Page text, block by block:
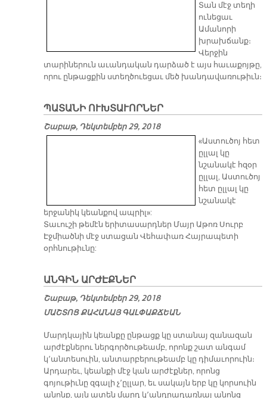
Տան մէջ տեղի
ունեցաւ
Ամանորի
խրախճանք։
Վերջին
տարիներուն աւանդական դարձած է այս հաւաքոյթը,
որու ընթացքին ստեղծուեցաւ մեծ խանդավառութիւն։
ՊԱՏԱՆԻ ՈՒԽՏԱՒՈՐՆԵՐ
Շաբաթ, Դեկտեմբեր 29, 2018
«Աստուծոյ հետ
ըլլալ կը
նշանակէ հզօր
ըլլալ, Աստուծոյ
հետ ըլլալ կը
նշանակէ
երջանիկ կեանքով ապրիլ»:
Տաւուշի թեմէն երիտասարդներ Մայր Աթոռ Սուրբ
Էջմիածնի մէջ ստացան Վեհափառ Հայրապետի
օրհնութիւնը:
ԱՆԳԻՆ ԱՐԺԷՔՆԵՐ
Շաբաթ, Դեկտեմբեր 29, 2018
ՄԱՇ­ՏՈՑ ՔԱ­ՀԱ­ՆԱՅ ԳԱԼ­ՓԱՔ­ՃԵԱՆ
Մարդկային կեանքը ընթացք կը ստանայ զանազան
արժէքներու ներգործութեամբ, որոնք շատ անգամ
կ՚անտեսուին, անտարբերութեամբ կը դիմաւորուին։
Արդարեւ, կեանքի մէջ կան արժէքներ, որոնց
գոյութիւնը զգալի չ՚ըլլար, եւ սակայն երբ կը կորսուին
անոնք, այն ատեն մարդ կ՚անդրադառնայ անոնց